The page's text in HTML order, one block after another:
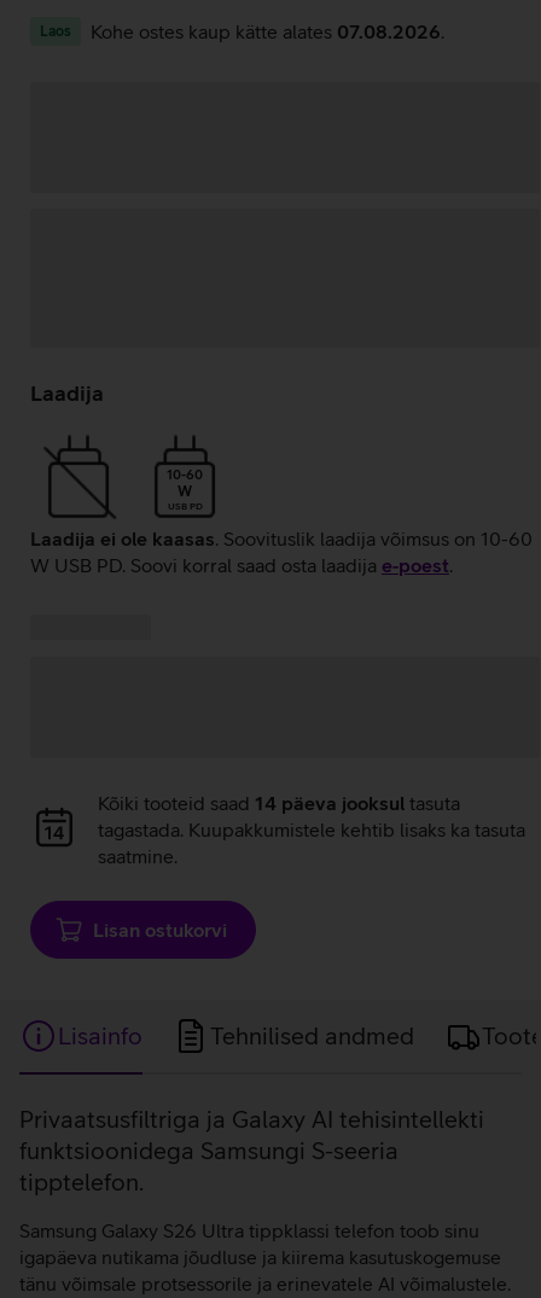
Laos Kohe ostes kaup kätte alates 07.08.2026
laadimine
Laadija
10-60
W
USB PD
Laadija ei ole kaasas. Soovituslik laadija võimsus on 10-60
W USB PD. Soovi korral saad osta laadija e‑poest.
Andmete
laadimine
Kõiki tooteid saad 14 päeva jooksul tasuta
tagastada. Kuupakkumistele kehtib lisaks ka tasuta
saatmine.
Lisan ostukorvi
Lisainfo Tehnilised andmed
Lisainfo
Privaatsusfiltriga ja Galaxy AI tehisintellekti
funktsioonidega Samsungi S-seeria
tipptelefon.
Samsung Galaxy S26 Ultra tippklassi telefon toob sinu
igapäeva nutikama jõudluse ja kiirema kasutuskogemuse
tänu võimsale protsessorile ja erinevatele AI võimalustele.